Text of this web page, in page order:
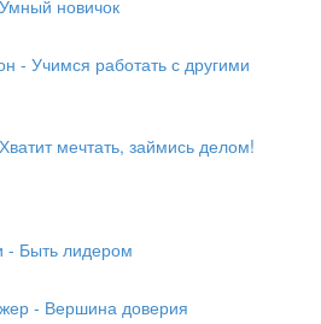
новичок
- Учимся работать с другими
мечтать, займись делом!
- Быть лидером
- Вершина доверия